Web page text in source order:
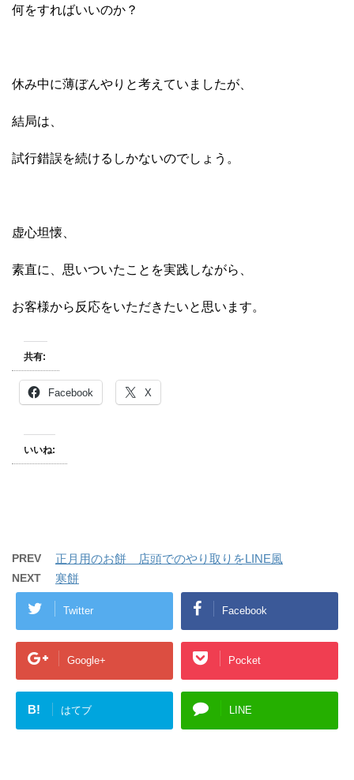
何をすればいいのか？
休み中に薄ぼんやりと考えていましたが、
結局は、
試行錯誤を続けるしかないのでしょう。
虚心坦懐、
素直に、思いついたことを実践しながら、
お客様から反応をいただきたいと思います。
共有:
Facebook X
いいね:
PREV 正月用のお餅 店頭でのやり取りをLINE風
NEXT 寒餅
Twitter Facebook
Google+ Pocket
B! はてブ LINE